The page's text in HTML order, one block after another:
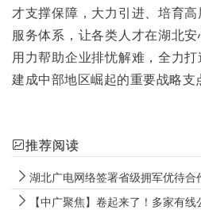
才支撑保障，大力引进、培育
服务体系，让各类人才在湖北
用力帮助企业排忧解难，全力
建成中部地区崛起的重要战略支
推荐阅读
湖北广电网络签署省级拥军优待合
【中广聚焦】卷起来了！多家有